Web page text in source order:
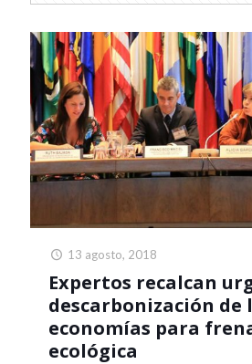
13 agosto, 2018
Expertos recalcan
descarbonización de
economías para
ecológica